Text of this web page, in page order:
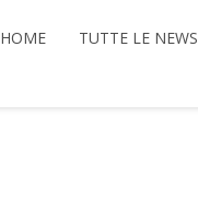
HOME TUTTE LE NEWS